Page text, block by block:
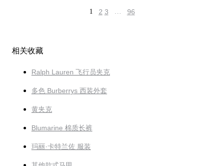
1 2 3 … 96
相关收藏
Ralph Lauren 飞行员夹克
多色 Burberrys 西装外套
黄夹克
Blumarine 棉质长裤
玛丽·卡特兰佐 服装